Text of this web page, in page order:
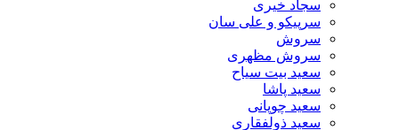
سجاد خیری
سرپیکو و علی سان
سروش
سروش مظهری
سعید بیت سیاح
سعید پاشا
سعید چوپانی
سعید ذولفقاری